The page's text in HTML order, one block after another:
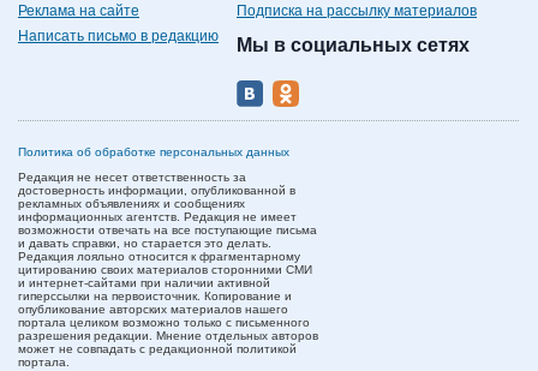
Реклама на сайте
Написать письмо в редакцию
Подписка на рассылку материалов
Мы в социальных сетях
Политика об обработке персональных данных
Редакция не несет ответственность за
достоверность информации, опубликованной в
рекламных объявлениях и сообщениях
информационных агентств. Редакция не имеет
возможности отвечать на все поступающие письма
и давать справки, но старается это делать.
Редакция лояльно относится к фрагментарному
цитированию своих материалов сторонними СМИ
и интернет-сайтами при наличии активной
гиперссылки на первоисточник. Копирование и
опубликование авторских материалов нашего
портала целиком возможно только с письменного
разрешения редакции. Мнение отдельных авторов
может не совпадать с редакционной политикой
портала.